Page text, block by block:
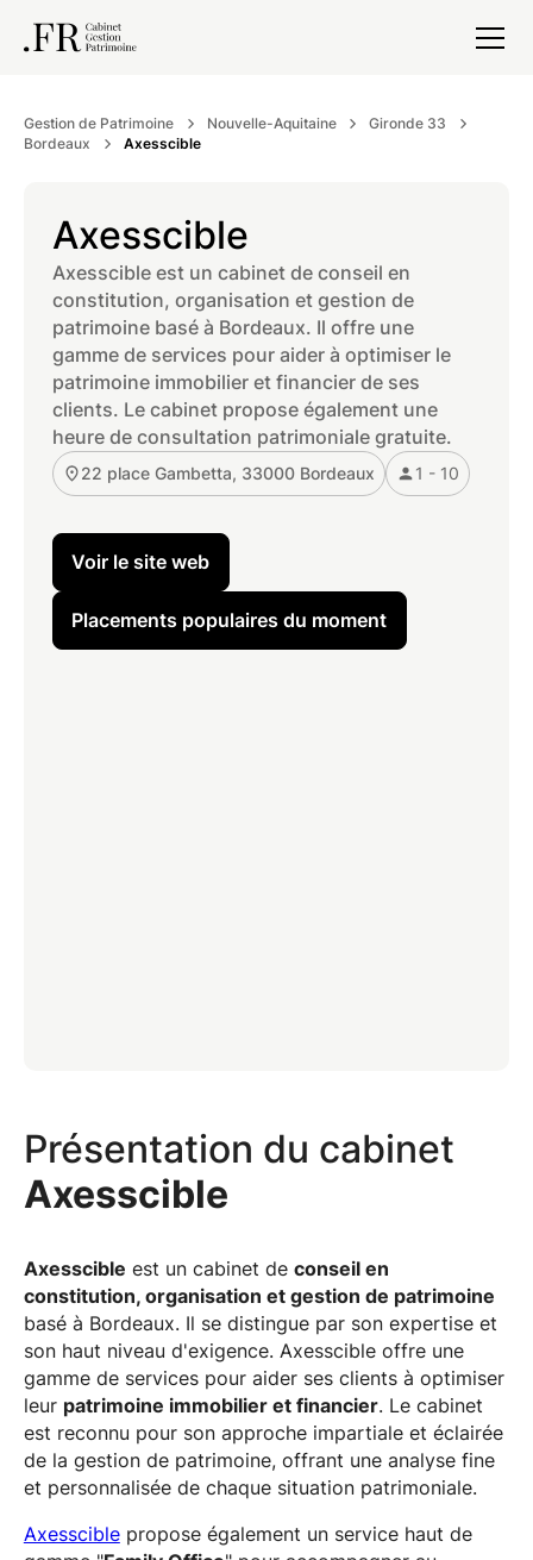
Gestion de Patrimoine Nouvelle-Aquitaine
Gironde 33
Bordeaux
Axesscible
Axesscible
Axesscible est un cabinet de conseil en
constitution, organisation et gestion de
patrimoine basé à Bordeaux. Il offre une
gamme de services pour aider à optimiser le
patrimoine immobilier et financier de ses
clients. Le cabinet propose également une
heure de consultation patrimoniale gratuite.
22 place Gambetta, 33000 Bordeaux 1 - 10
Voir le site web
Placements populaires du moment
Présentation du cabinet
Axesscible
Axesscible est un cabinet de conseil en
constitution, organisation et gestion de patrimoine
basé à Bordeaux. Il se distingue par son expertise et
son haut niveau d'exigence. Axesscible offre une
gamme de services pour aider ses clients à optimiser
leur patrimoine immobilier et financier. Le cabinet
est reconnu pour son approche impartiale et éclairée
de la gestion de patrimoine, offrant une analyse fine
et personnalisée de chaque situation patrimoniale.
Axessciblepropose également un service haut de